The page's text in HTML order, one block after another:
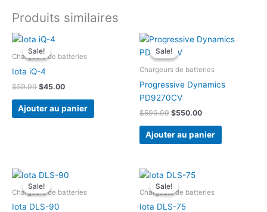
Produits similaires
Sale!
Sale!
Chargeurs de batteries
Iota iQ-4
$59.99 Le
initial
était :
$45.00Le
actuel
Ajouter au panier
Sale!
Sale!
Chargeurs de batteries
Progressive Dynamics
PD9270CV
$599.99 Le
initial
était :
$550.00Le
actuel
est :
Ajouter au panier
Sale!
Sale!
Chargeurs de batteries
Iota DLS-90
Sale!
Sale!
Chargeurs de batteries
Iota DLS-75